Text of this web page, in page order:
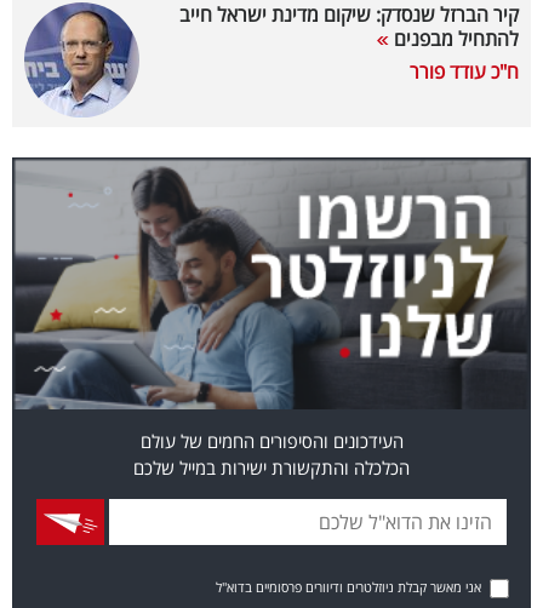
ניוזלטרים
מייל
אדום
אחרינו:
קיר הברזל שנסדק: שיקום מדינת ישראל חייב
להתחיל מבפנים
ח"כ עודד פורר
העידכונים והסיפורים החמים של עולם
הכלכלה והתקשורת ישירות במייל שלכם
אני מאשר קבלת ניוזלטרים ודיוורים פרסומיים בדוא"ל